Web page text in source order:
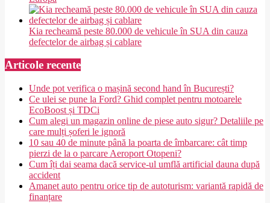
Kia recheamă peste 80.000 de vehicule în SUA din cauza
defectelor de airbag și cablare
Articole recente
Unde pot verifica o mașină second hand în București?
Ce ulei se pune la Ford? Ghid complet pentru motoarele
EcoBoost și TDCi
Cum alegi un magazin online de piese auto sigur? Detaliile pe
care mulți șoferi le ignoră
10 sau 40 de minute până la poarta de îmbarcare: cât timp
pierzi de la o parcare Aeroport Otopeni?
Cum îți dai seama dacă service-ul umflă artificial dauna după
accident
Amanet auto pentru orice tip de autoturism: variantă rapidă de
finanțare